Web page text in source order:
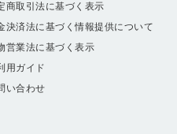
商取引法に基づく表示
決済法に基づく情報提供について
営業法に基づく表示
用ガイド
い合わせ